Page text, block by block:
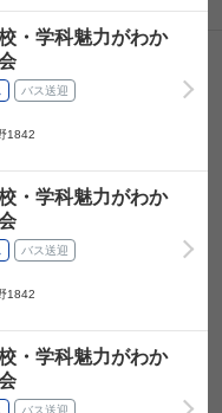
・学科魅力がわか
バス送迎
1842
・学科魅力がわか
バス送迎
1842
・学科魅力がわか
バス送迎